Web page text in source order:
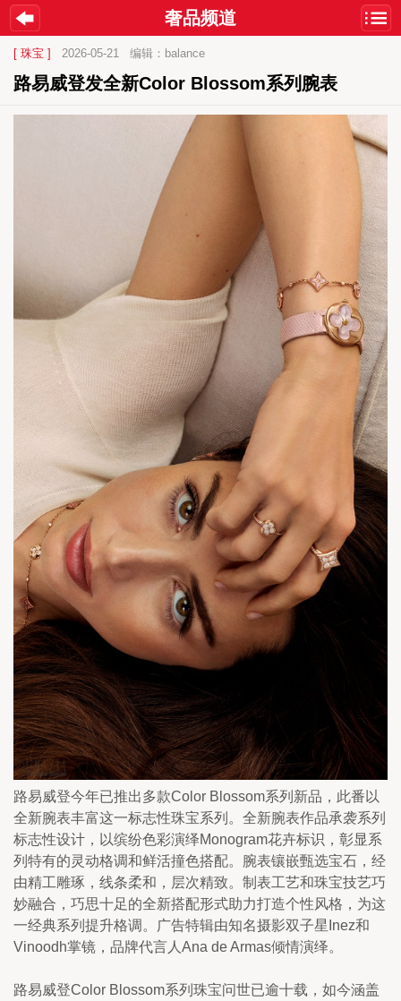
奢品频道
[ 珠宝 ] 2026-05-21 编辑：balance
路易威登发全新Color Blossom系列腕表
路易威登今年已推出多款Color Blossom系列新品，此番以
全新腕表丰富这一标志性珠宝系列。全新腕表作品承袭系列
标志性设计，以缤纷色彩演绎Monogram花卉标识，彰显系
列特有的灵动格调和鲜活撞色搭配。腕表镶嵌甄选宝石，经
由精工雕琢，线条柔和，层次精致。制表工艺和珠宝技艺巧
妙融合，巧思十足的全新搭配形式助力打造个性风格，为这
一经典系列提升格调。广告特辑由知名摄影双子星Inez和
Vinoodh掌镜，品牌代言人Ana de Armas倾情演绎。
路易威登Color Blossom系列珠宝问世已逾十载，如今涵盖